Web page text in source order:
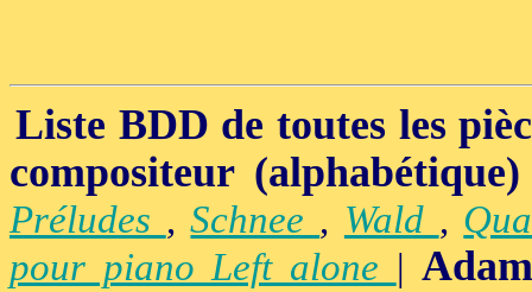
Liste BDD de toutes les
compositeur (alphabétique)
Préludes ,Schnee , Wald ,
pour piano Left alone |